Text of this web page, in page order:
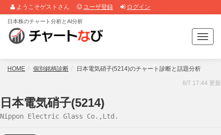
ようこそゲストさん ユーザ登録 ログイン
T
o
g
e
日本株のチャート分析とAI分析
HOME 個別銘柄診断 日本電気硝子(5214)のチャート診断と話題分析
8/7 17:44 更新
日本電気硝子(5214)
Nippon Electric Glass Co.,Ltd.